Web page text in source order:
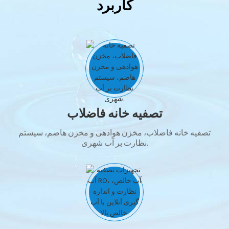
کاربرد
تصفیه خانه فاضلاب
تصفیه خانه فاضلاب، مخزن هوادهی و مخزن هاضم، سیستم
نظارت بر آب شهری.